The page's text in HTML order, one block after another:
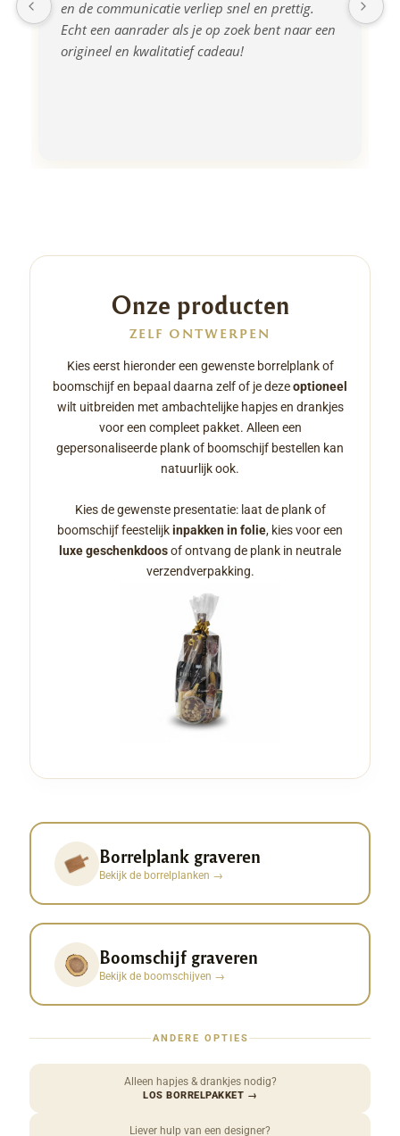
en de communicatie verliep snel en prettig.
Echt een aanrader als je op zoek bent naar een
origineel en kwalitatief cadeau!
Onze producten
ZELF ONTWERPEN
Kies eerst hieronder een gewenste borrelplank of
boomschijf en bepaal daarna zelf of je dezeoptioneel
wilt uitbreiden met ambachtelijke hapjes en drankjes
voor een compleet pakket. Alleen een
gepersonaliseerde plank of boomschijf bestellen kan
natuurlijk ook.
Kies de gewenste presentatie: laat de plank of
boomschijf feestelijkinpakken in folie, kies voor een
luxe geschenkdoosof ontvang de plank in neutrale
verzendverpakking.
Borrelplank graveren
Bekijk de borrelplanken →
Boomschijf graveren
Bekijk de boomschijven →
ANDERE OPTIES
Alleen hapjes & drankjes nodig?
LOS BORRELPAKKET →
Liever hulp van een designer?